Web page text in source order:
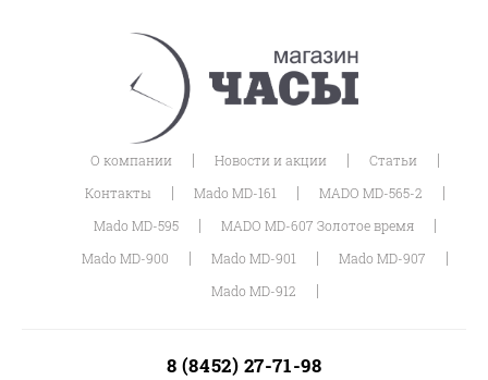
О компании | Новости и акции | Статьи |
Контакты | Mado MD-161 | MADO MD-565-2 |
Mado MD-595 | MADO MD-607 Золотое время |
Mado MD-900 | Mado MD-901 | Mado MD-907 |
Mado MD-912 |
8 (8452) 27-71-98